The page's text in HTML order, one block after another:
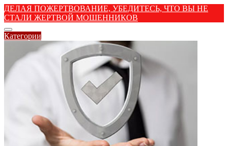
ДЕЛАЯ ПОЖЕРТВОВАНИЕ, УБЕДИТЕСЬ, ЧТО ВЫ НЕ
СТАЛИ ЖЕРТВОЙ МОШЕННИКОВ
Категории